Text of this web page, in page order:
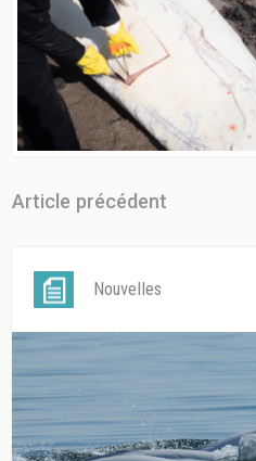
Article précédent
Nouvelles